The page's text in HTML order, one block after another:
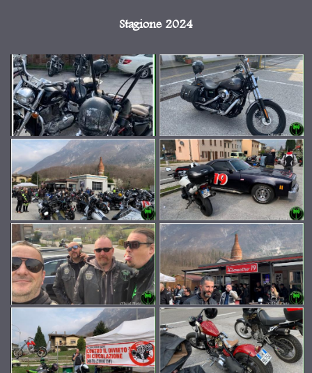
Stagione 2024